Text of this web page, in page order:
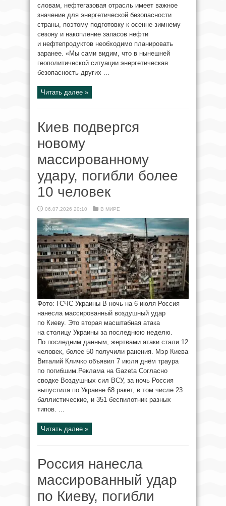
словам, нефтегазовая отрасль имеет важное
значение для энергетической безопасности
страны, поэтому подготовку к осенне-зимнему
сезону и накопление запасов нефти
и нефтепродуктов необходимо планировать
заранее. «Мы сами видим, что в нынешней
геополитической ситуации энергетическая
безопасность других ...
Читать далее »
Киев подвергся
новому
массированному
удару, погибли более
10 человек
06.07.2026 20:10 В МИРЕ
Фото: ГСЧС Украины В ночь на 6 июля Россия
нанесла массированный воздушный удар
по Киеву. Это вторая масштабная атака
на столицу Украины за последнюю неделю.
По последним данным, жертвами атаки стали 12
человек, более 50 получили ранения. Мэр Киева
Виталий Кличко объявил 7 июля днём траура
по погибшим.Реклама на Gazeta Согласно
сводке Воздушных сил ВСУ, за ночь Россия
выпустила по Украине 68 ракет, в том числе 23
баллистические, и 351 беспилотник разных
типов. ...
Читать далее »
Россия нанесла
массированный удар
по Киеву, погибли